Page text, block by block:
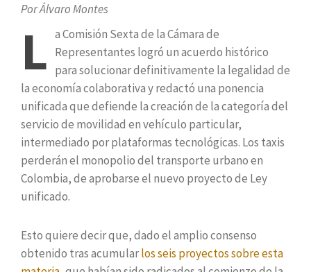
Por Álvaro Montes
L a Comisión Sexta de la Cámara de
Representantes logró un acuerdo histórico
para solucionar definitivamente la legalidad de
la economía colaborativa y redactó una ponencia
unificada que defiende la creación de la categoría del
servicio de movilidad en vehículo particular,
intermediado por plataformas tecnológicas. Los taxis
perderán el monopolio del transporte urbano en
Colombia, de aprobarse el nuevo proyecto de Ley
unificado.
Esto quiere decir que, dado el amplio consenso
obtenido tras acumularlos seis proyectos sobre esta